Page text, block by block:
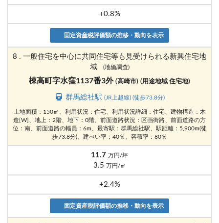
+0.8%
固定資産税評価額の推移・動向を表示
8 . 一般住宅を中心に共同住宅等も見受けられる新興住宅地
域
(地価調査)
棟高町字水窪1137番3外 (高崎市) (用途地域 住宅地)
群馬総社駅(JR上越線) (徒歩73.8分)
土地面積：150㎡、利用状況：住宅、利用状況詳細：住宅、建物構造：木
造[W]、地上：2階、地下：0階、前面道路状況：区画街路、前面道路の方
位：南、前面道路の幅員：6m、最寄駅：群馬総社駅、駅距離：5,900m(徒
歩73.8分)、建ぺい率；40％、容積率：80％
11.7 万円/坪
3.5 万円/㎡
+2.4%
固定資産税評価額の推移・動向を表示